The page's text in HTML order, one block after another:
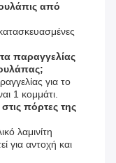
από
παραγγελίας
για το
1 κομμάτι.
πόρτες της
λαμινίτη
για αντοχή και